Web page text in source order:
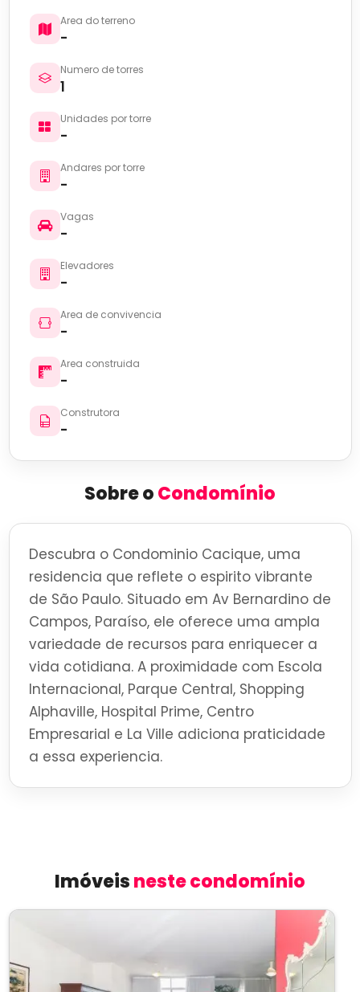
Area do terreno
-
Numero de torres
1
Unidades por torre
-
Andares por torre
-
Vagas
-
Elevadores
-
Area de convivencia
-
Area construida
-
Construtora
-
Sobre oCondomínio
Descubra o Condominio Cacique, uma
residencia que reflete o espirito vibrante
de São Paulo. Situado em Av Bernardino de
Campos, Paraíso, ele oferece uma ampla
variedade de recursos para enriquecer a
vida cotidiana. A proximidade com Escola
Internacional, Parque Central, Shopping
Alphaville, Hospital Prime, Centro
Empresarial e La Ville adiciona praticidade
a essa experiencia.
Imóveisneste condomínio